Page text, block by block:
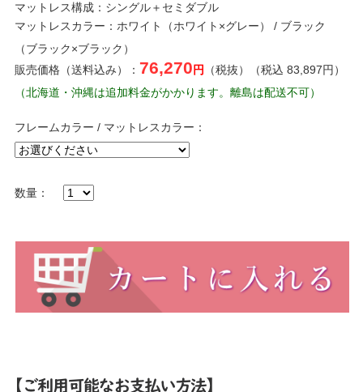
マットレス構成：シングル＋セミダブル
マットレスカラー：ホワイト（ホワイト×グレー） / ブラック
（ブラック×ブラック）
販売価格（送料込み）： 76,270 円
（税抜）（税込 83,897円）
（北海道・沖縄は追加料金がかかります。離島は配送不可）
フレームカラー / マットレスカラー：
数量：